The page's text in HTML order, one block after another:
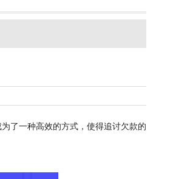
了一种高效的方式，使得追讨欠款的